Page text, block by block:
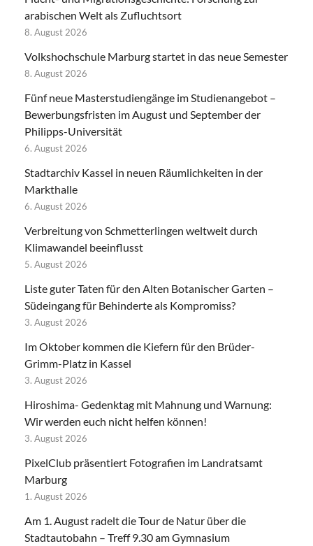
arabischen Welt als Zufluchtsort
8. August 2026
Volkshochschule Marburg startet in das neue Semester
8. August 2026
Fünf neue Masterstudiengänge im Studienangebot –
Bewerbungsfristen im August und September der
Philipps-Universität
6. August 2026
Stadtarchiv Kassel in neuen Räumlichkeiten in der
Markthalle
6. August 2026
Verbreitung von Schmetterlingen weltweit durch
Klimawandel beeinflusst
5. August 2026
Liste guter Taten für den Alten Botanischer Garten –
Südeingang für Behinderte als Kompromiss?
3. August 2026
Im Oktober kommen die Kiefern für den Brüder-
Grimm-Platz in Kassel
3. August 2026
Hiroshima- Gedenktag mit Mahnung und Warnung:
Wir werden euch nicht helfen können!
3. August 2026
PixelClub präsentiert Fotografien im Landratsamt
Marburg
1. August 2026
Am 1. August radelt die Tour de Natur über die
Stadtautobahn – Treff 9.30 am Gymnasium